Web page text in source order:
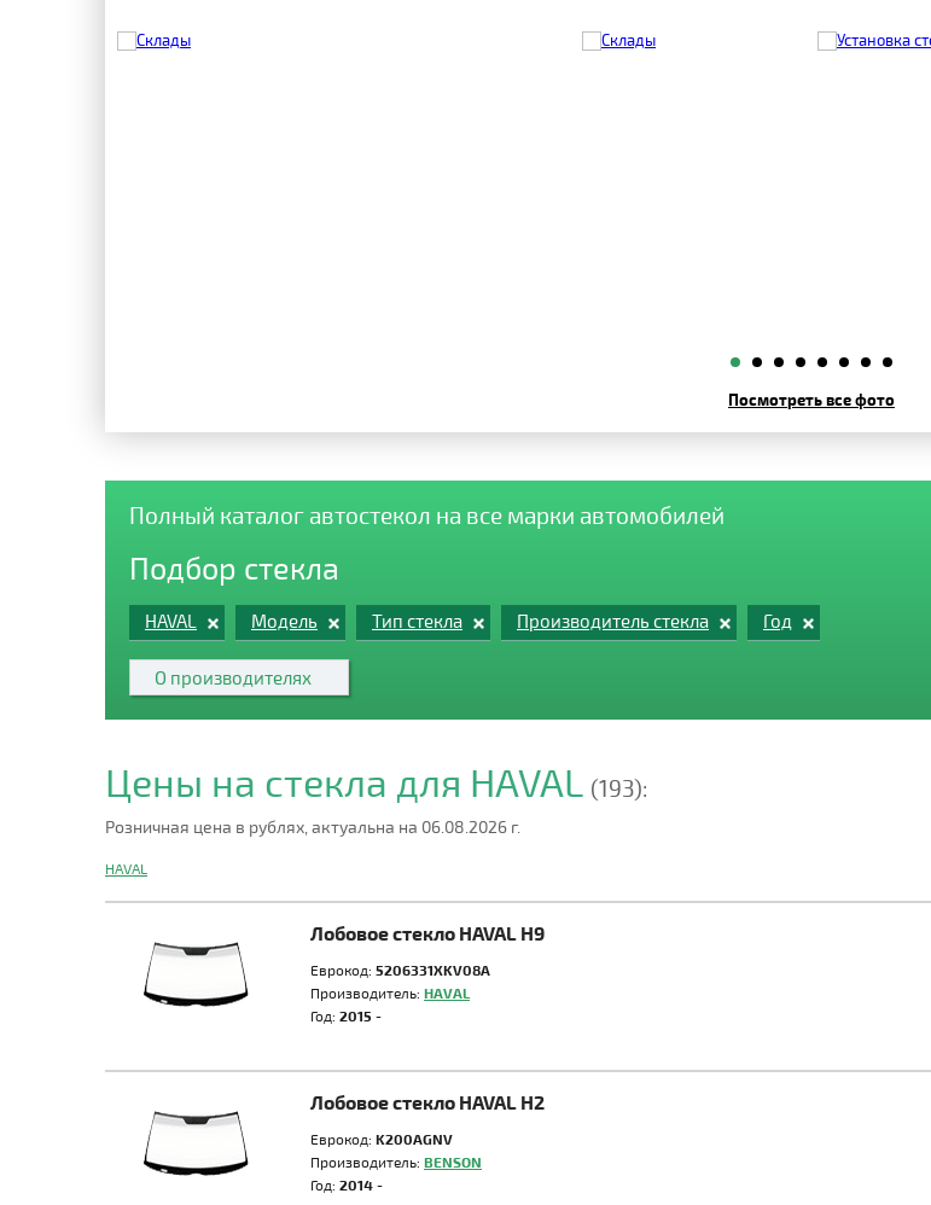
Посмотреть все фото
Полный каталог автостекол на все марки автомобилей
Подбор стекла
HAVAL Модель Тип стекла Производитель стекла Год
О производителях
Цены на стекла для HAVAL (193):
Розничная цена в рублях, актуальна на 06.08.2026 г.
HAVAL
Лобовое стекло HAVAL H9
Еврокод: 5206331XKV08A
Производитель: HAVAL
Год: 2015 -
Лобовое стекло HAVAL H2
Еврокод: K200AGNV
Производитель: BENSON
Год: 2014 -